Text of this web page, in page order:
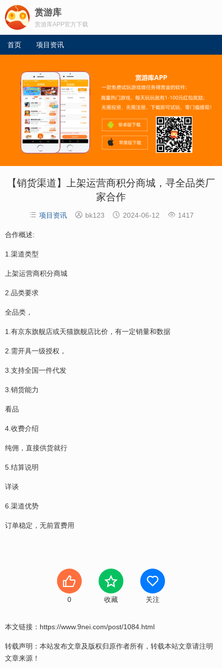
赏游库
赏游库APP官方下载
首页 项目资讯
【销货渠道】上架运营商积分商城，寻全品类厂
家合作
 项目资讯  bk123  2024-06-12  1417
合作概述:
1.渠道类型
上架运营商积分商城
2.品类要求
全品类，
1.有京东旗舰店或天猫旗舰店比价，有一定销量和数据
2.需开具一级授权，
3.支持全国一件代发
3.销货能力
看品
4.收费介绍
纯佣，直接供货就行
5.结算说明
详谈
6.渠道优势
订单稳定，无前置费用
0 收藏 关注
本文链接： https://www.9nei.com/post/1084.html
转载声明：本站发布文章及版权归原作者所有，转载本站文章请注明
文章来源！